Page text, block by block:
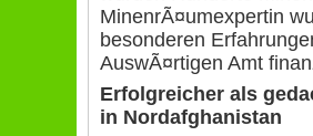
MinenrÃ¤umexpertin
besonderen
AuswÃ¤rtigen Amt
Erfolgreicher als
in Nordafghanistan